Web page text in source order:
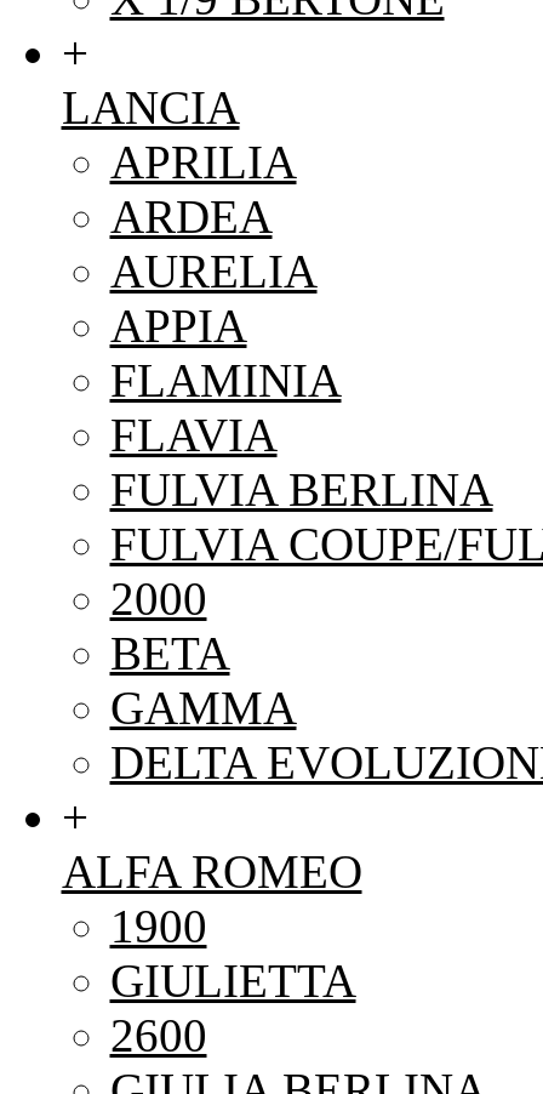
+
LANCIA
APRILIA
ARDEA
AURELIA
APPIA
FLAMINIA
FLAVIA
FULVIA BERLINA
FULVIA COUPE/
2000
BETA
GAMMA
DELTA
+
ALFA ROMEO
1900
GIULIETTA
2600